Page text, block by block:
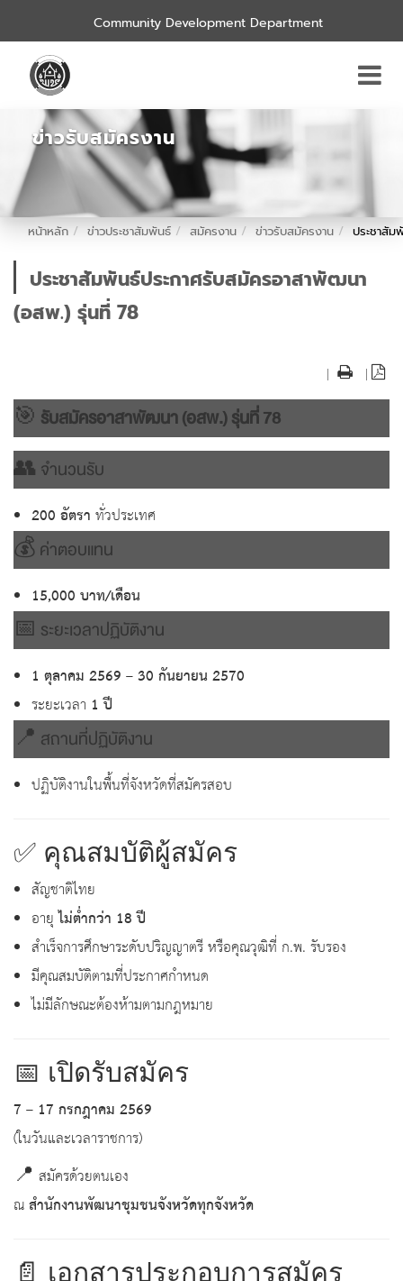
Community Development Department
ข่าวรับสมัครงาน
หน้าหลัก ข่าวประชาสัมพันธ์ สมัครงาน ข่าวรับสมัครงาน ประชาสั
ประชาสัมพันธ์ประกาศรับสมัครอาสาพัฒนา
(อสพ.) รุ่นที่ 78
| |
🎯 รับสมัครอาสาพัฒนา (อสพ.) รุ่นที่ 78
👥 จำนวนรับ
200 อัตรา ทั่วประเทศ
💰 ค่าตอบแทน
15,000 บาท/เดือน
📅 ระยะเวลาปฏิบัติงาน
1 ตุลาคม 2569 – 30 กันยายน 2570
ระยะเวลา 1 ปี
📍 สถานที่ปฏิบัติงาน
ปฏิบัติงานในพื้นที่จังหวัดที่สมัครสอบ
✅ คุณสมบัติผู้สมัคร
สัญชาติไทย
อายุไม่ต่ำกว่า 18 ปี
สำเร็จการศึกษาระดับปริญญาตรี หรือคุณวุฒิที่ ก.พ. รับรอง
มีคุณสมบัติตามที่ประกาศกำหนด
ไม่มีลักษณะต้องห้ามตามกฎหมาย
📅 เปิดรับสมัคร
7 – 17 กรกฎาคม 2569
(ในวันและเวลาราชการ)
📍 สมัครด้วยตนเอง
ณสำนักงานพัฒนาชุมชนจังหวัดทุกจังหวัด
📄 เอกสารประกอบการสมัคร